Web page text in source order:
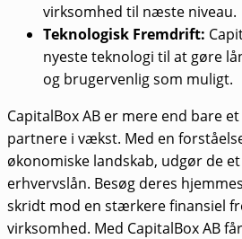
virksomhed til næste niveau.
Teknologisk Fremdrift:
nyeste teknologi til at gøre
og brugervenlig som muligt.
CapitalBox AB er mere end bare
partnere i vækst. Med en
økonomiske landskab, udgør de
erhvervslån. Besøg deres
skridt mod en stærkere finansiel
virksomhed. Med CapitalBox AB